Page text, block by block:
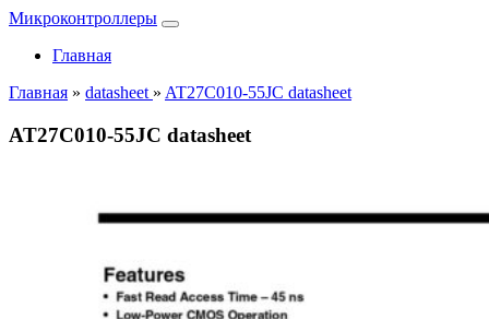
Микроконтроллеры
Главная
Главная » datasheet » AT27C010-55JC datasheet
AT27C010-55JC datasheet